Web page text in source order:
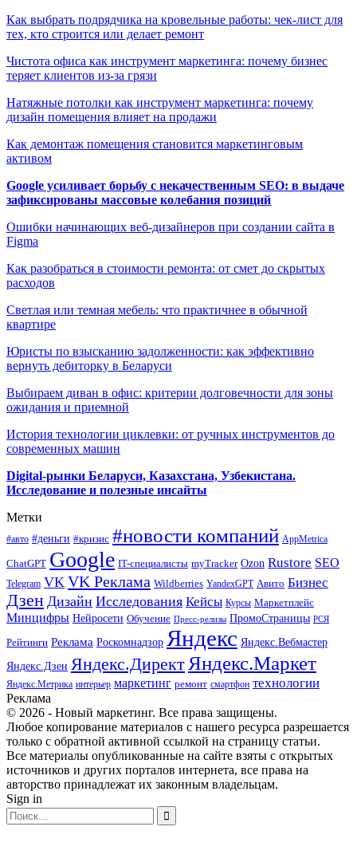
Как выбрать подрядчика на кровельные работы: чек-лист для
тех, кто строится или делает ремонт
Чистота офиса как инструмент маркетинга: почему бизнес
теряет клиентов из-за грязи
Натяжные потолки как инструмент маркетинга: почему
дизайн помещения влияет на продажи
Как демонтаж помещения становится маркетинговым
активом
Google усиливает борьбу с некачественным SEO: в выдаче
зафиксированы массовые колебания позиций
Ошибки начинающих веб-дизайнеров при создании сайта в
Figma
Как разобраться в стоимости ремонта: от смет до скрытых
расходов
Светлая или темная мебель: что практичнее в обычной
квартире
Юристы по взысканию задолженности: как эффективно
вернуть дебиторку в Беларуси
Выбираем диван в офис: критерии долговечности для зоны
ожидания и приемной
История технологии циклевки: от ручных инструментов до
современных машин
Digital-рынки Беларуси, Казахстана, Узбекистана.
Исследование и полезные инсайты
Метки
#авто #деньги #кризис #новости компаний AppMetrica
ChatGPT Google IT-специалисты myTracker Ozon Rustore SEO
Telegram VK VK Реклама Wildberries YandexGPT Авито Бизнес
Дзен Дизайн Исследования Кейсы Курсы Маркетплейс
Минцифры Нейросети Обучение Пресс-релизы ПромоСтраницы РСЯ
Рейтинги Реклама Роскомнадзор Яндекс Яндекс.Вебмастер
Яндекс.Дзен Яндекс.ДиректЯндекс.Маркет
Яндекс.Метрика интерьер маркетинг ремонт смартфон технологии
Реклама
© 2026 - Новый маркетинг. Все права защищены.
Любое копирование материалов с нашего ресурса разрешается
только с обратной активной ссылкой на страницу статьи.
Все материалы опубликованные на сайте взяты с открытых
источников и других порталов интернета, все права на
авторство принадлежат их законным владельцам.
Sign in